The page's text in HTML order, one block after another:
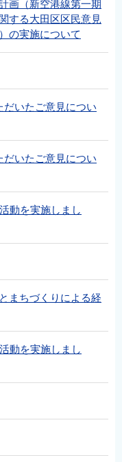
画（新空港線第一期
する大田区区民意見
の実施について
いたご意見につい
いたご意見につい
動を実施しまし
まちづくりによる経
動を実施しまし